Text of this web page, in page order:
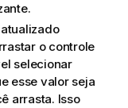
o controle
selecionar
esse valor seja
arrasta. Isso